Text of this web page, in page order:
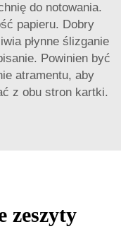
do notowania.
papieru. Dobry
płynne ślizganie
Powinien być
atramentu, aby
z obu stron kartki.
zeszyty